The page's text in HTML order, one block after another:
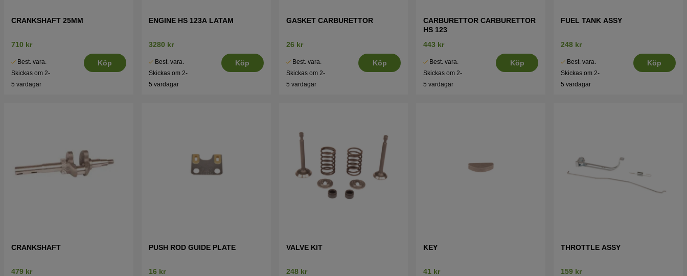
CRANKSHAFT 25MM
710 kr
Best. vara.
Skickas om 2-
5 vardagar
Köp
ENGINE HS 123A LATAM
3280 kr
Best. vara.
Skickas om 2-
5 vardagar
Köp
GASKET CARBURETTOR
26 kr
Best. vara.
Skickas om 2-
5 vardagar
Köp
CARBURETTOR CARBURETTOR
HS 123
443 kr
Best. vara.
Skickas om 2-
5 vardagar
Köp
FUEL TANK ASSY
248 kr
Best. vara.
Skickas om 2-
5 vardagar
Köp
CRANKSHAFT
479 kr
PUSH ROD GUIDE PLATE
16 kr
VALVE KIT
248 kr
KEY
41 kr
THROTTLE ASSY
159 kr